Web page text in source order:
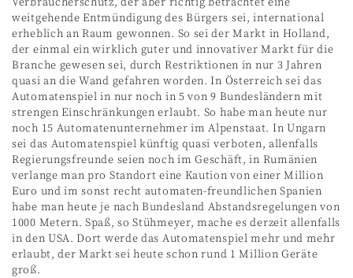
weitgehende Entmündigung des Bürgers sei, international
erheblich an Raum gewonnen. So sei der Markt in Holland,
der einmal ein wirklich guter und innovativer Markt für die
Branche gewesen sei, durch Restriktionen in nur 3 Jahren
quasi an die Wand gefahren worden. In Österreich sei das
Automatenspiel in nur noch in 5 von 9 Bundesländern mit
strengen Einschränkungen erlaubt. So habe man heute nur
noch 15 Automatenunternehmer im Alpenstaat. In Ungarn
sei das Automatenspiel künftig quasi verboten, allenfalls
Regierungsfreunde seien noch im Geschäft, in Rumänien
verlange man pro Standort eine Kaution von einer Million
Euro und im sonst recht automaten-freundlichen Spanien
habe man heute je nach Bundesland Abstandsregelungen von
1000 Metern. Spaß, so Stühmeyer, mache es derzeit allenfalls
in den USA. Dort werde das Automatenspiel mehr und mehr
erlaubt, der Markt sei heute schon rund 1 Million Geräte
groß.